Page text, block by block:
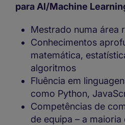
para AI/Machine
Mestrado numa área
Conhecimentos
matemática,
algoritmos
Fluência em
como Python,
Competências de
de equipa – a